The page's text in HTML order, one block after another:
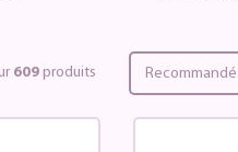
609 produits